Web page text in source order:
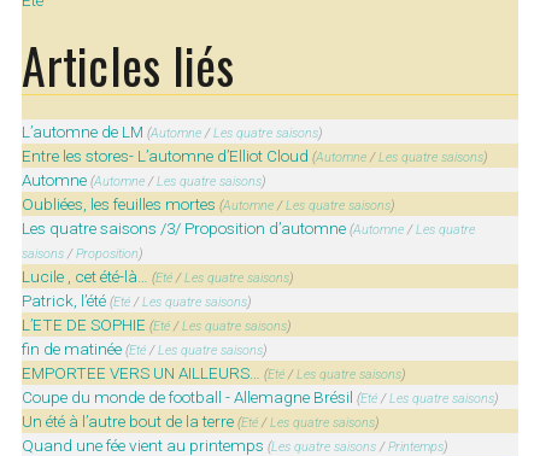
Articles liés
L’automne de LM (Automne /Les quatre saisons)
Entre les stores- L’automne d’Elliot Cloud (Automne /Les quatre saisons)
Automne (Automne /Les quatre saisons)
Oubliées, les feuilles mortes (Automne /Les quatre saisons)
Les quatre saisons /3/ Proposition d’automne (Automne /Les quatre
saisons /Proposition)
Lucile , cet été-là… (Eté /Les quatre saisons)
Patrick, l’été (Eté /Les quatre saisons)
L’ETE DE SOPHIE (Eté /Les quatre saisons)
fin de matinée (Eté /Les quatre saisons)
EMPORTEE VERS UN AILLEURS… (Eté /Les quatre saisons)
Coupe du monde de football - Allemagne Brésil (Eté /Les quatre saisons)
Un été à l’autre bout de la terre (Eté /Les quatre saisons)
Quand une fée vient au printemps (Les quatre saisons /Printemps)